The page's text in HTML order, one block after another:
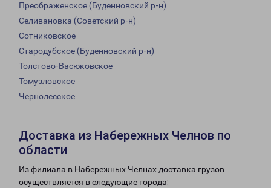
Преображенское (Буденновский р-н)
Селивановка (Советский р-н)
Сотниковское
Стародубское (Буденновский р-н)
Толстово-Васюковское
Томузловское
Чернолесское
Доставка из Набережных Челнов по
области
Из филиала в Набережных Челнах доставка грузов
осуществляется в следующие города: